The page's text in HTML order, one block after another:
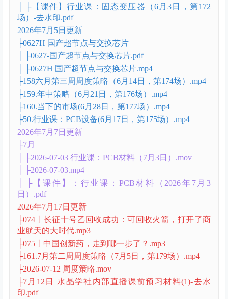
│ ├2026年5月10日：五月的故事会.mp4
│ ├【课件】2026年5月10日：五月的故事会-去水
印.pdf
│ ├【课件】2026年5月24日：国产算力 AI运用前夜-去
水印.pdf
├6月
│ ├157.六月策略（2）（6月7日，第173场）.mp4
│ ├49.行业课：固态变压器（6月3日，第172场）.mp4
│ ├【课件】行业课：固态变压器（6月3日，第172
场）-去水印.pdf
2026年7月5日更新
├0627H 国产超节点与交换芯片
│ ├0627-国产超节点与交换芯片.pdf
│ ├0627H 国产超节点与交换芯片.mp4
├158六月第三周周度策略（6月14日，第174场）.mp4
├159.年中策略（6月21日，第176场）.mp4
├160.当下的市场(6月28日，第177场）.mp4
├50.行业课：PCB设备(6月17日，第175场）.mp4
2026年7月7日更新
├7月
│ ├2026-07-03 行业课：PCB材料（7月3日）.mov
│ ├2026-07-03.mp4
│ ├【课件】：行业课：PCB材料（2026年7月3
日）.pdf